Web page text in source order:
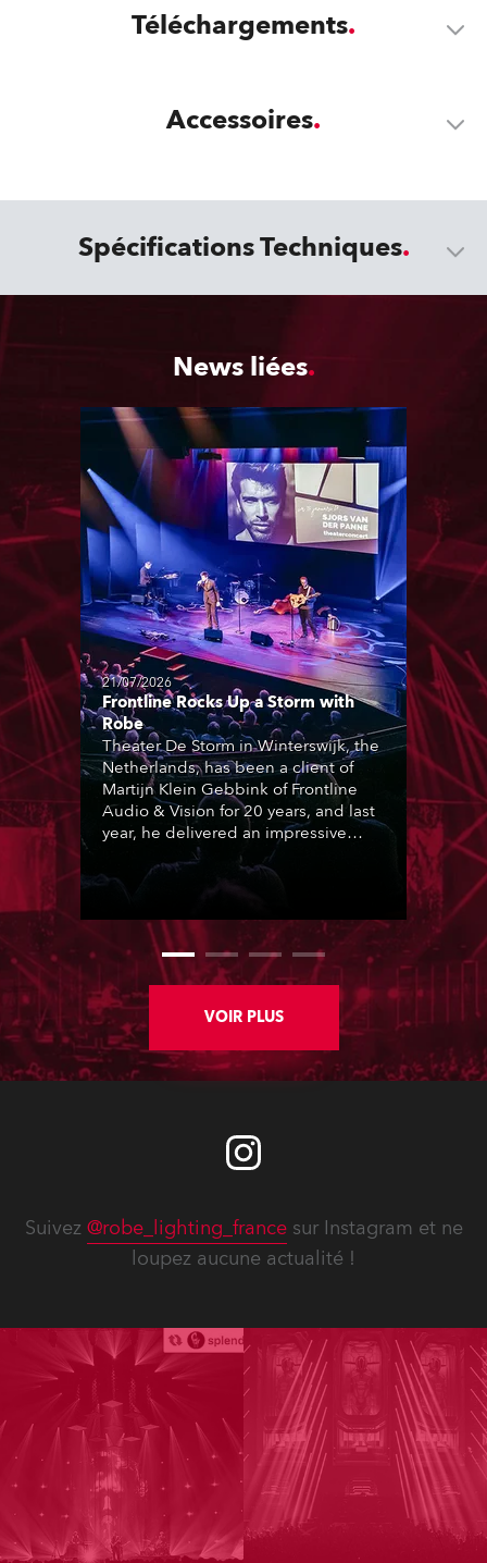
Téléchargements
Accessoires
Spécifications Techniques
News liées
21/07/2026
Frontline Rocks Up a Storm with
Robe
Theater De Storm in Winterswijk, the
Netherlands, has been a client of
Martijn Klein Gebbink of Frontline
Audio & Vision for 20 years, and last
year, he delivered an impressive
package of 124 x Robe lighting
products, including 12 x ESPRITE
(High Colour Fidelity) LED engine, 80
x T11 Profiles, 12 x TX1 PosiProfiles
and 20 x T15 Fresnels.
VOIR PLUS
Suivez @robe_lighting_francesur Instagram et ne
loupez aucune actualité !